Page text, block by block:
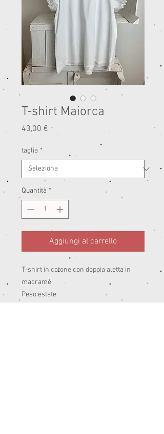
T-shirt Maiorca
43,00 € Prezzo
taglia *
Quantità *
Aggiungi al carrello
T-shirt in cotone con doppia aletta in
macramè
Peso:estate